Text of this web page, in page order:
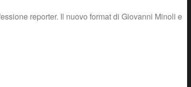
reporter. Il nuovo format di Giovanni Minoli e